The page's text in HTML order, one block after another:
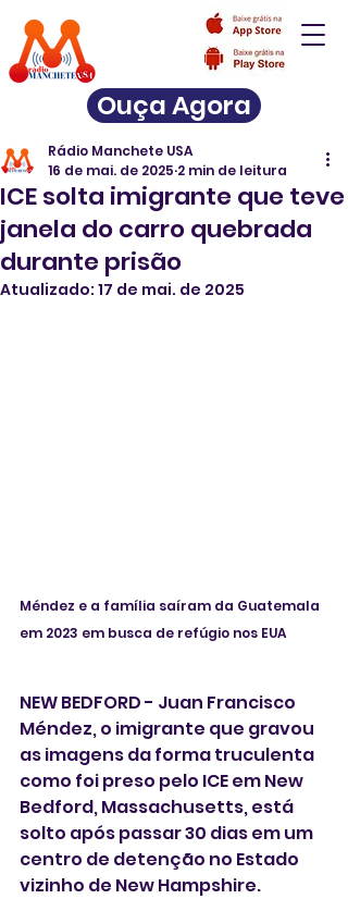
Ouça Agora
ICE solta imigrante que teve
janela do carro quebrada
durante prisão
Rádio Manchete USA
16 de mai. de 2025 2 min de leitura
Atualizado: 17 de mai. de 2025
Méndez e a família saíram da Guatemala
em 2023 em busca de refúgio nos EUA
NEW BEDFORD - Juan Francisco
Méndez, o imigrante que gravou
as imagens da forma truculenta
como foi preso pelo ICE em New
Bedford, Massachusetts, está
solto após passar 30 dias em um
centro de detenção no Estado
vizinho de New Hampshire.